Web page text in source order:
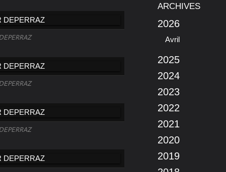
ARCHIVES
2026
Avril
2025
2024
2023
2022
2021
2020
2019